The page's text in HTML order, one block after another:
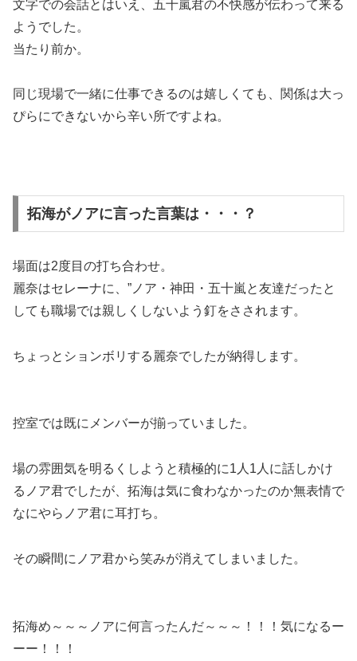
文字での会話とはいえ、五十嵐君の不快感が伝わって来る
ようでした。
当たり前か。
同じ現場で一緒に仕事できるのは嬉しくても、関係は大っ
ぴらにできないから辛い所ですよね。
拓海がノアに言った言葉は・・・？
場面は2度目の打ち合わせ。
麗奈はセレーナに、”ノア・神田・五十嵐と友達だったと
しても職場では親しくしないよう釘をさされます。
ちょっとションボリする麗奈でしたが納得します。
控室では既にメンバーが揃っていました。
場の雰囲気を明るくしようと積極的に1人1人に話しかけ
るノア君でしたが、 拓海は気に食わなかったのか無表情で
なにやらノア君に耳打ち。
その瞬間にノア君から笑みが消えてしまいました。
拓海め～～～ノアに何言ったんだ～～～！！！気になるー
ーー！！！